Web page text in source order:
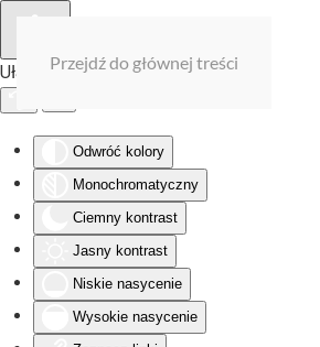
Ułatwienia dostępu
Odwróć kolory
Monochromatyczny
Ciemny kontrast
Jasny kontrast
Niskie nasycenie
Wysokie nasycenie
Przejdź do głównej treści